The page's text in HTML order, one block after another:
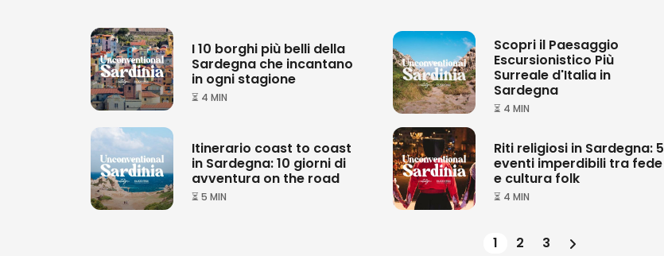
I 10 borghi più belli della
Sardegna che incantano
in ogni stagione
⏳ 4 MIN
Scopri il Paesaggio
Escursionistico Più
Surreale d'Italia in
Sardegna
⏳ 4 MIN
Itinerario coast to coast
in Sardegna: 10 giorni di
avventura on the road
⏳ 5 MIN
Riti religiosi in Sardegna: 5
eventi imperdibili tra fede
e cultura folk
⏳ 4 MIN
1 2 3